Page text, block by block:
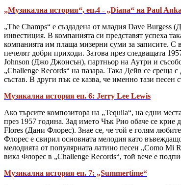
„Музикална история“, еп.4 - „Diana“ на Paul Anka
„The Champs“ е създадена от младия Dave Burgess
инвестиция. В компанията си представят успеха
компанията им плаща мизерни суми за записите. С
печелят добри приходи. Затова през следващата
Johnson (Джо Джонсън), партньор на Аутри и
„Challenge Records“ на пазара. Така Дейв се среща
състав. В други пък се казва, че именно тази
Музикална история еп. 6: Jerry Lee Lewis
Ако търсите композитора на „Tequila“, на едни
през 1957 година. Зад името Чък Рио обаче се крие
Flores (Дани Флорес). Знае се, че той е голям
Флорес е свирил основната мелодия като
мелодията от популярната латино песен „Como Mi
вика Флорес в „Challenge Records“, той вече е
Музикална история еп. 7: „Summertime“